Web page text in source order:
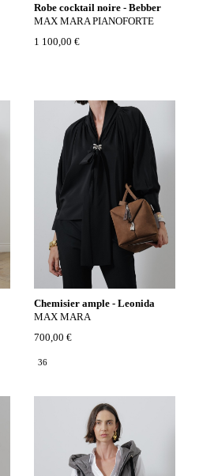
Robe cocktail noire - Bebber
MAX MARA PIANOFORTE
1 100,00 €
Chemisier ample - Leonida
MAX MARA
700,00 €
36